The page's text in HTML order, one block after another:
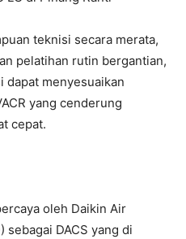
teknisi secara merata,
pelatihan rutin bergantian,
dapat menyesuaikan
yang cenderung
cepat.
oleh Daikin Air
sebagai DACS yang di